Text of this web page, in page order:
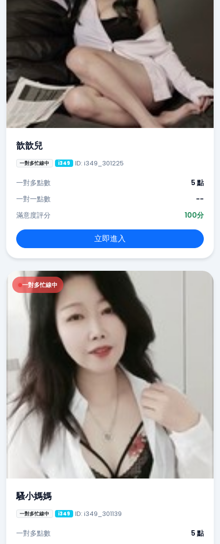
歆歆兒
一對多忙線中 i349 ID: i349_301225
一對多點數
5 點
一對一點數
--
滿意度評分
100分
立即進入
一對多忙線中
騷小媽媽
一對多忙線中 i349 ID: i349_301139
一對多點數 5 點